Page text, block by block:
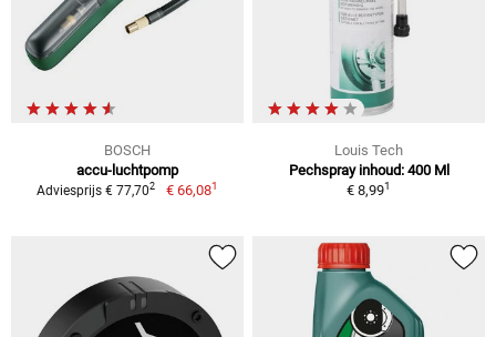
BOSCH
accu-luchtpomp
Adviesprijs € 77,702 € 66,081
Louis Tech
Pechspray inhoud: 400 Ml
€ 8,991